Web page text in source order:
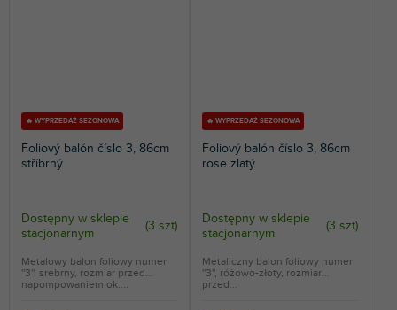
🔥 WYPRZEDAŻ SEZONOWA
Foliový balón číslo 3, 86cm
stříbrný
Dostępny w sklepie
stacjonarnym
(3 szt)
Metalowy balon foliowy numer
''3'', srebrny, rozmiar przed
napompowaniem ok....
🔥 WYPRZEDAŻ SEZONOWA
Foliový balón číslo 3, 86cm
rose zlatý
Dostępny w sklepie
stacjonarnym
(3 szt)
Metaliczny balon foliowy numer
''3'', różowo-złoty, rozmiar
przed...